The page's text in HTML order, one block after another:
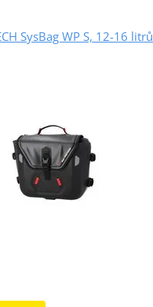
SysBag WP S, 12-16 litrů